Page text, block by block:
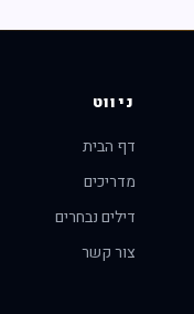
ניווט
דף הבית
מדריכים
דילים נבחרים
צור קשר